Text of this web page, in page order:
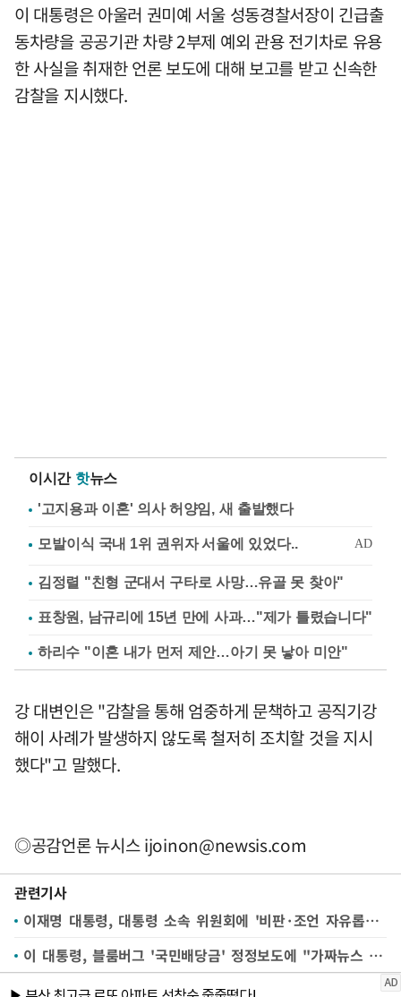
이 대통령은 아울러 권미예 서울 성동경찰서장이 긴급출
동차량을 공공기관 차량 2부제 예외 관용 전기차로 유용
한 사실을 취재한 언론 보도에 대해 보고를 받고 신속한
감찰을 지시했다.
이시간 핫뉴스
'고지용과 이혼' 의사 허양임, 새 출발했다
김정렬 "친형 군대서 구타로 사망…유골 못 찾아"
표창원, 남규리에 15년 만에 사과…"제가 틀렸습니다"
하리수 "이혼 내가 먼저 제안…아기 못 낳아 미안"
강 대변인은 "감찰을 통해 엄중하게 문책하고 공직기강
해이 사례가 발생하지 않도록 철저히 조치할 것을 지시
했다"고 말했다.
◎공감언론 뉴시스ijoinon@newsis.com
관련기사
이재명 대통령, 대통령 소속 위원회에 '비판·조언 자유롭게 하되…일종의 조직원리 작동하는 국가기구' [뉴시스Pic]
이 대통령, 블룸버그 '국민배당금' 정정보도에 "가짜뉴스 언론 귀감 삼길"